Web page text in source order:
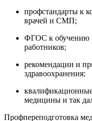
профстандарты к
врачей и СМП;
ФГОС к обучению
работников;
рекомендации и
здравоохранения;
медицины и так
Профпереподготовка